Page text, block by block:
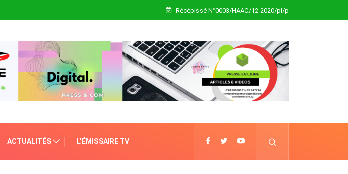
Récépissé N°0003/HAAC/12-2020/pl/p
ACTUALITÉS L’ÉMISSAIRE TV